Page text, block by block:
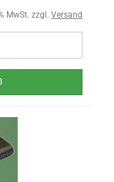
MwSt. zzgl. Versand